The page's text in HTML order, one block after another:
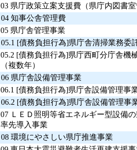
03 県庁政策立案支援費（県庁内図書室
04 知事公舎管理費
05 県庁舎管理事業
05.1 [債務負担行為]県庁舎清掃業務委
05.2 [債務負担行為]県庁西町分庁舎機
（複数年）
06 県庁舎設備管理事業
06.1 [債務負担行為]県庁舎設備管理事
06.2 [債務負担行為]県庁舎設備管理事
07 ＬＥＤ照明等省エネルギー型設備
率先導入事業
08 環境にやさしい県庁推進事業